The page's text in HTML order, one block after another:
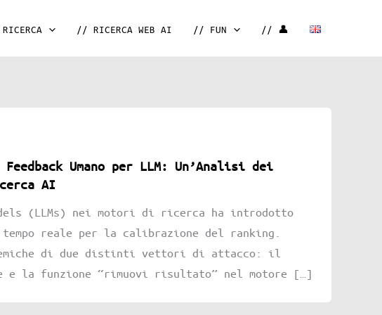
// RICERCA WEB AI // FUN // 👤
Umano per LLM: Un’Analisi dei
AI
(LLMs) nei motori di ricerca ha introdotto
reale per la calibrazione del ranking.
di due distinti vettori di attacco: il
e la funzione “rimuovi risultato” nel motore […]